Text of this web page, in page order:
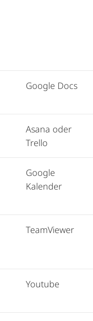
Google Docs
Asana oder
Trello
Google
Kalender
TeamViewer
Youtube